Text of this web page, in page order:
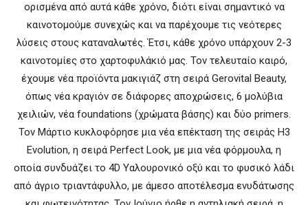
ορισμένα από αυτά κάθε χρόνο, διότι είναι σημαντικό να
καινοτομούμε συνεχώς και να παρέχουμε τις νεότερες
λύσεις στους καταναλωτές. Έτσι, κάθε χρόνο υπάρχουν 2-3
καινοτομίες στο χαρτοφυλάκιό μας. Τον τελευταίο καιρό,
έχουμε νέα προϊόντα μακιγιάζ στη σειρά Gerovital Beauty,
όπως νέα κραγιόν σε διάφορες αποχρώσεις, 6 μολύβια
χειλιών, νέα foundations (χρώματα βάσης) και δύο primers.
Τον Μάρτιο κυκλοφόρησε μια νέα επέκταση της σειράς H3
Evolution, η σειρά Perfect Look, με μια νέα φόρμουλα, η
οποία συνδυάζει το 4D Υαλουρονικό οξύ και το φυσικό λάδι
από άγριο τριαντάφυλλο, με άμεσο αποτέλεσμα ενυδάτωσης